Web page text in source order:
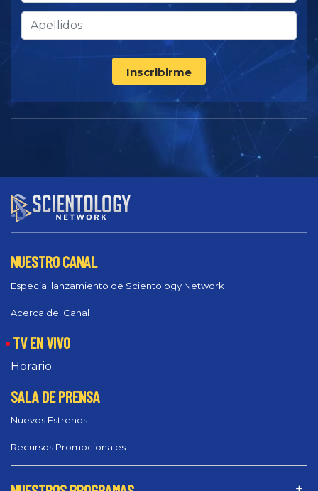
Inscribirme
NUESTRO CANAL
Especial lanzamiento de Scientology Network
Acerca del Canal
TV EN VIVO
Horario
SALA DE PRENSA
Nuevos Estrenos
Recursos Promocionales